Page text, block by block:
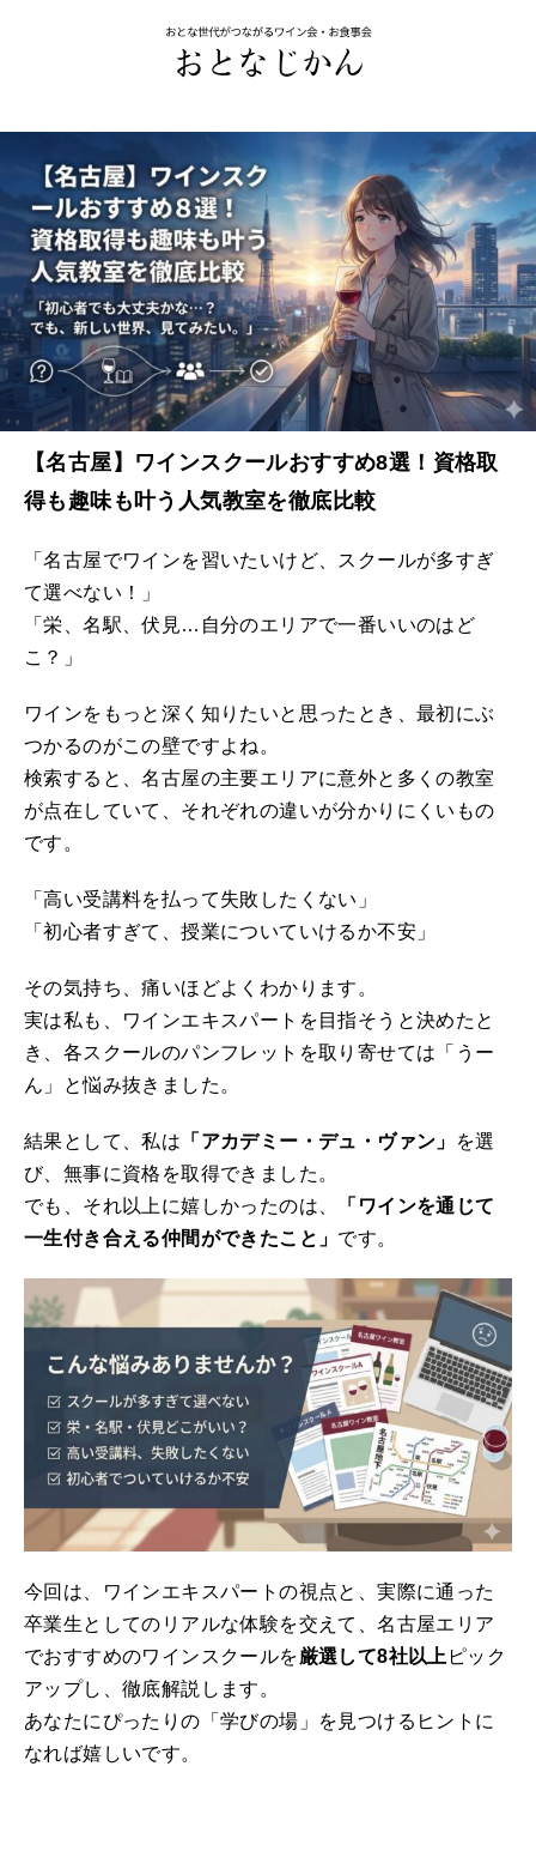
【名古屋】ワインスクールおすすめ8選！資格取
得も趣味も叶う人気教室を徹底比較
「名古屋でワインを習いたいけど、スクールが多すぎ
て選べない！」
「栄、名駅、伏見…自分のエリアで一番いいのはど
こ？」
ワインをもっと深く知りたいと思ったとき、最初にぶ
つかるのがこの壁ですよね。
検索すると、名古屋の主要エリアに意外と多くの教室
が点在していて、それぞれの違いが分かりにくいもの
です。
「高い受講料を払って失敗したくない」
「初心者すぎて、授業についていけるか不安」
その気持ち、痛いほどよくわかります。
実は私も、ワインエキスパートを目指そうと決めたと
き、各スクールのパンフレットを取り寄せては「うー
ん」と悩み抜きました。
結果として、私は 「アカデミー・デュ・ヴァン」
を選
び、無事に資格を取得できました。
でも、それ以上に嬉しかったのは、
「ワインを通じて
一生付き合える仲間ができたこと」 です。
今回は、ワインエキスパートの視点と、実際に通った
卒業生としてのリアルな体験を交えて、名古屋エリア
でおすすめのワインスクールを厳選して8社以上 ピック
アップし、徹底解説します。
あなたにぴったりの「学びの場」を見つけるヒントに
なれば嬉しいです。